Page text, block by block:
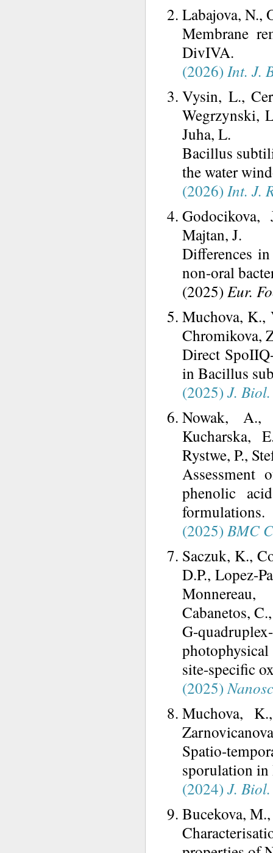
Labajova, N.,
Membrane
DivIVA.
(2026)Int. J.
Vysin, L.,
Wegrzynski,
Juha, L.
Bacillus
the water
(2026)Int. J.
Majtan, J.
Differences
non-oral
(2025)Eur.
Muchova, K.,
Chromikova,
Direct
in Bacillus
(2025)J.
Nowak, A.,
Kucharska,
Rystwe, P.,
phenolic
formulations.
(2025)BMC
Saczuk, K.,
D.P., Lopez-
Cabanetos,
G-
site-specific
(2025)
Muchova,
Spatio-
sporulation
(2024)J.
Bucekova,